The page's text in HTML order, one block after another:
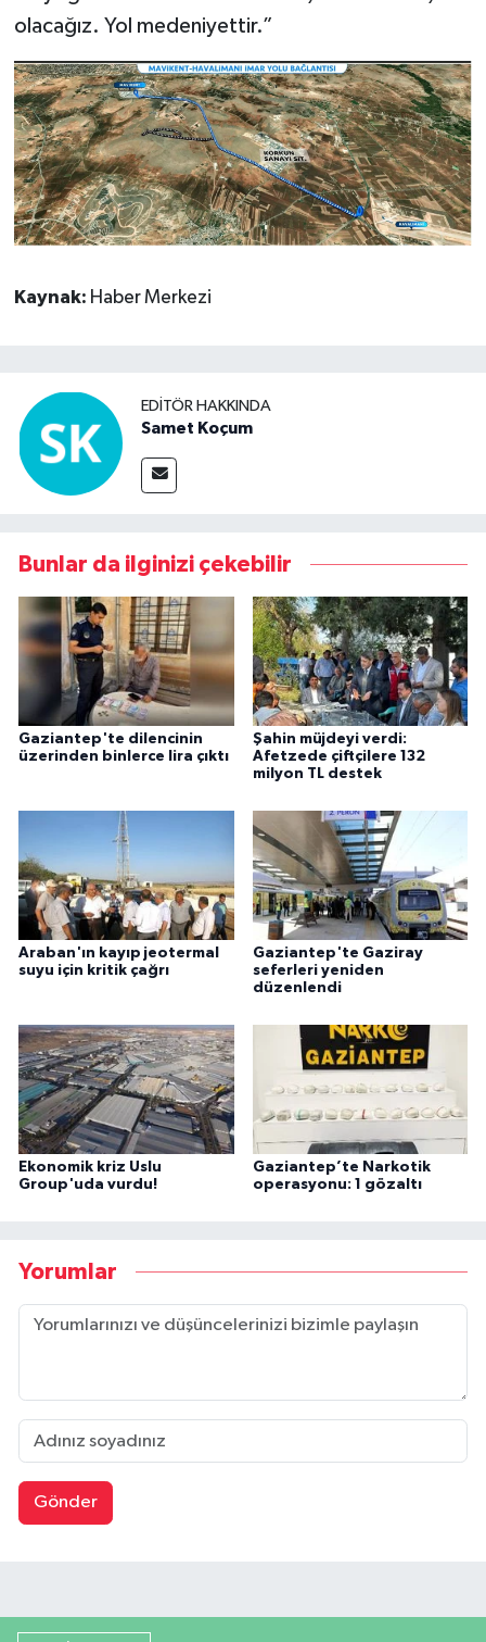
olacağız. Yol medeniyettir.”
Kaynak: Haber Merkezi
EDITÖR HAKKINDA
Samet Koçum
Bunlar da ilginizi çekebilir
Gaziantep'te dilencinin
üzerinden binlerce lira çıktı
Şahin müjdeyi verdi:
Afetzede çiftçilere 132
milyon TL destek
Araban'ın kayıp jeotermal
suyu için kritik çağrı
Gaziantep'te Gaziray
seferleri yeniden
düzenlendi
Ekonomik kriz Uslu
Group'uda vurdu!
Gaziantep’te Narkotik
operasyonu: 1 gözaltı
Yorumlar
Gönder